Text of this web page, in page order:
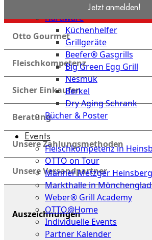
Hardware
Küchenhelfer
Grillgeräte
Beefer® Gasgrills
Big Green Egg Grill
Nesmuk
Berkel
Dry Aging Schrank
Bücher & Poster
Events
Fleischkompetenz in
OTTO on Tour
Männer Metzger Heinsberg
Markthalle in
Weber® Grill Academy
OTTO@Home
Individuelle Events
Partner Kalender
Jetzt anmelden!
Otto Gourmet
Fleischkompetenz
Sicher Einkaufen
Beratung
Unsere Zahlungsmethoden
Unsere Versandpartner
Auszeichnungen